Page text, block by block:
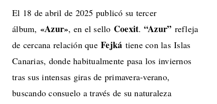
El 18 de abril de 2025 publicó su tercer
álbum, «Azur», en el sello Coexit. “Azur” refleja
de cercana relación que Fejká tiene con las Islas
Canarias, donde habitualmente pasa los inviernos
tras sus intensas giras de primavera-verano,
buscando consuelo a través de su naturaleza